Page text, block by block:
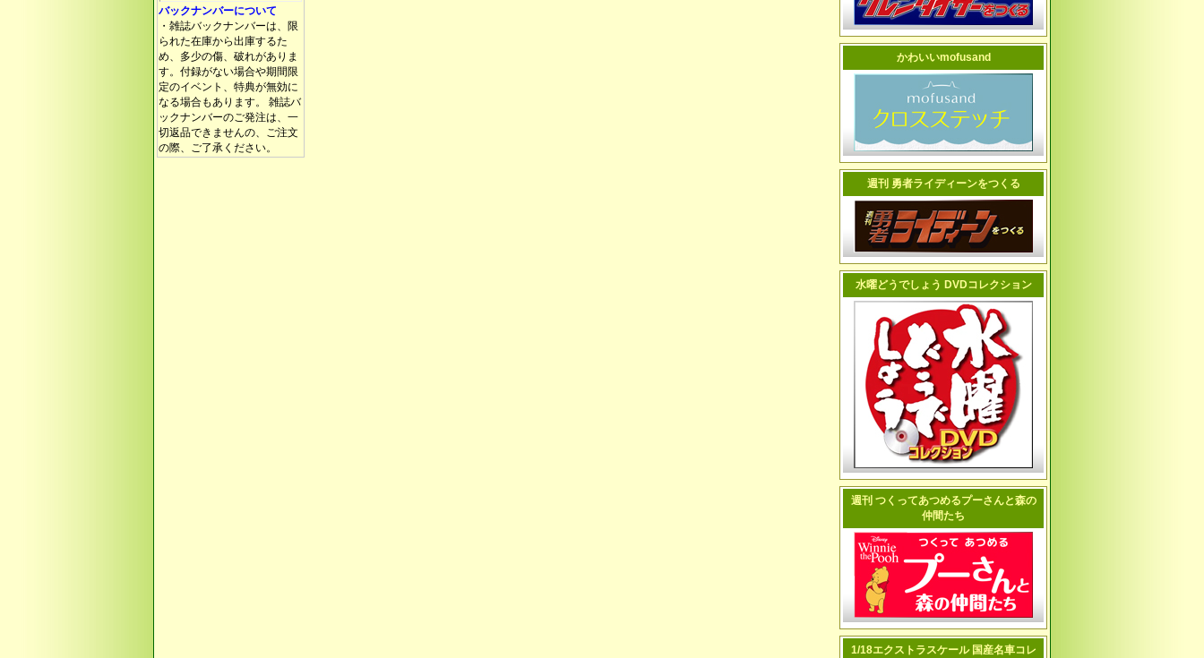
バックナンバーについて
・雑誌バックナンバーは、限
られた在庫から出庫するた
め、多少の傷、破れがありま
す。付録がない場合や期間限
定のイベント、特典が無効に
なる場合もあります。 雑誌バ
ックナンバーのご発注は、一
切返品できませんの、ご注文
の際、ご了承ください。
かわいいmofusand
週刊 勇者ライディーンをつくる
水曜どうでしょう DVDコレクション
週刊 つくってあつめるプーさんと森の
仲間たち
1/18エクストラスケール 国産名車コレ